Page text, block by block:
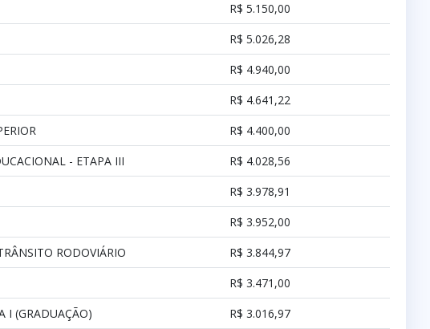
R$ 5.150,00
R$ 5.026,28
R$ 4.940,00
R$ 4.641,22
R$ 4.400,00
- ETAPA III
R$ 4.028,56
R$ 3.978,91
R$ 3.952,00
RODOVIÁRIO
R$ 3.844,97
R$ 3.471,00
I (GRADUAÇÃO)
R$ 3.016,97